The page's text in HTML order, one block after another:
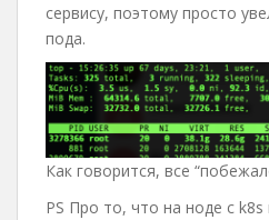
сервису, поэтому просто
пода.
Как говорится, все
PS Про то, что на ноде с